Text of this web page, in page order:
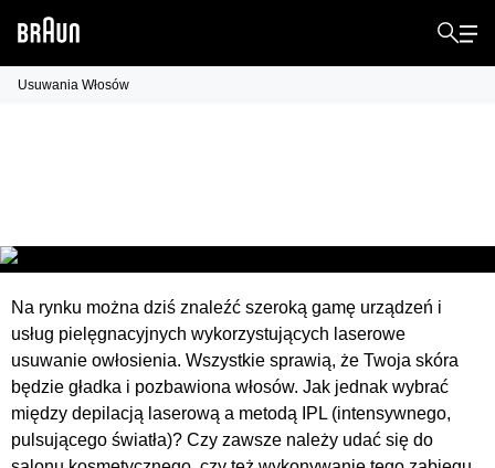
Usuwania Włosów
Na rynku można dziś znaleźć szeroką gamę urządzeń i
usług pielęgnacyjnych wykorzystujących laserowe
usuwanie owłosienia. Wszystkie sprawią, że Twoja skóra
będzie gładka i pozbawiona włosów. Jak jednak wybrać
między depilacją laserową a metodą IPL (intensywnego,
pulsującego światła)? Czy zawsze należy udać się do